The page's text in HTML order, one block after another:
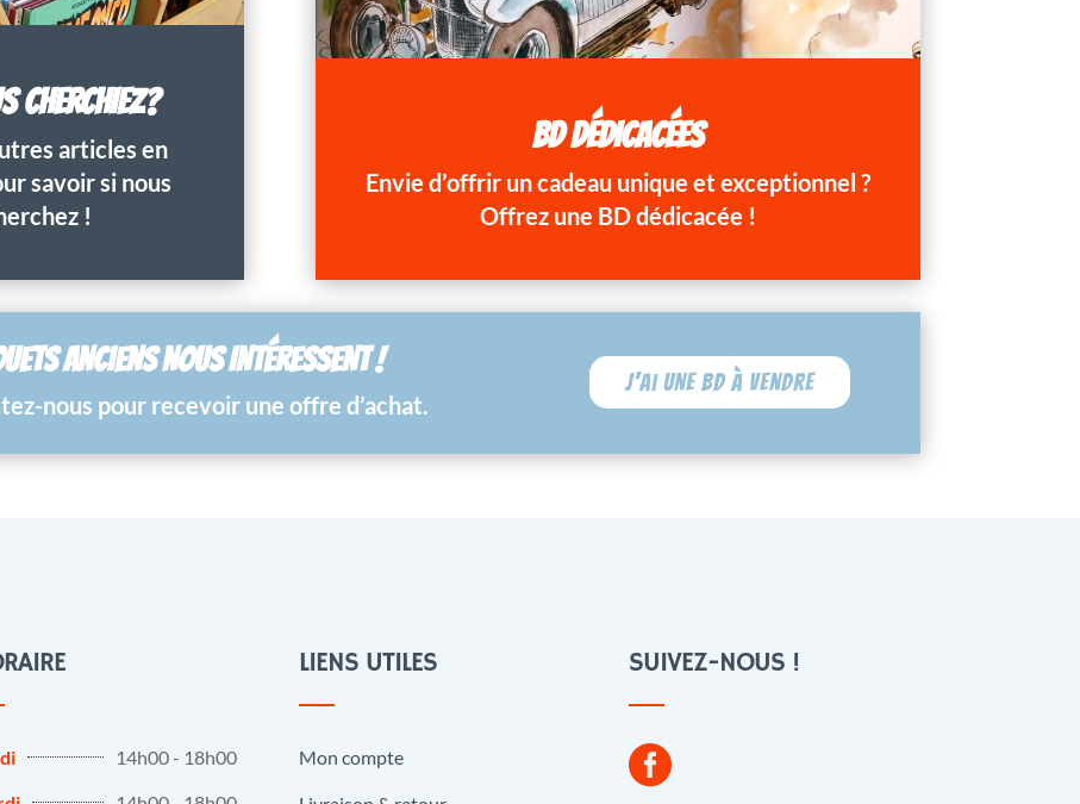
CHERCHIEZ?
articles en
savoir si nous
!
BD DÉDICACÉES
Envie d’offrir un cadeau unique et exceptionnel ?
Offrez une BD dédicacée !
ANCIENS NOUS INTÉRESSENT !
nous pour recevoir une offre d’achat.
J'ai une BD à vendre
14h00 - 18h00
LIENS UTILES
Mon compte
SUIVEZ-NOUS !
